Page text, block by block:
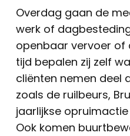
Overdag gaan de
werk of
openbaar vervoer of
tijd bepalen zij zelf
cliënten nemen deel
zoals de ruilbeurs,
jaarlijkse
Ook komen